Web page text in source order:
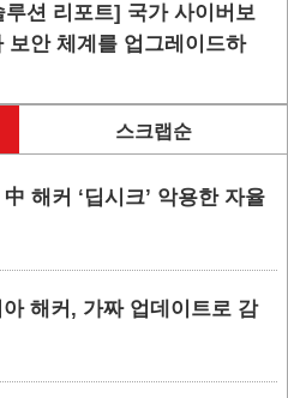
루션 리포트] 국가 사이버보
보안 체계를 업그레이드하
스크랩순
해커 ‘딥시크’ 악용한 자율
해커, 가짜 업데이트로 감